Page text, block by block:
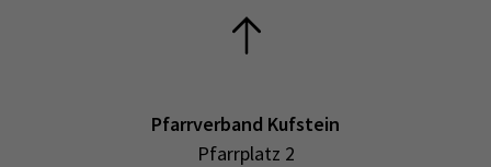
Pfarrverband Kufstein
Pfarrplatz 2